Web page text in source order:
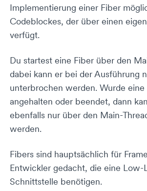
Implementierung einer Fiber
Codeblockes, der über einen
verfügt.
Du startest eine Fiber über den
dabei kann er bei der Ausführung
unterbrochen werden. Wurde eine
angehalten oder beendet, dann
ebenfalls nur über den Main-
werden.
Fibers sind hauptsächlich für
Entwickler gedacht, die eine Low-
Schnittstelle benötigen.